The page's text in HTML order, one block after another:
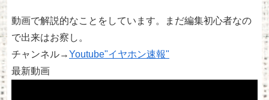
動画で解説的なことをしています。まだ編集初心者なの
で出来はお察し。
チャンネル→Youtube"イヤホン速報"
最新動画